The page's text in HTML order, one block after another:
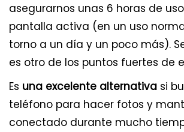
asegurarnos unas 6 horas de
pantalla activa (en un uso
torno a un día y un poco más).
es otro de los puntos fuertes de
Es una excelente alternativa si
teléfono para hacer fotos y
conectado durante mucho